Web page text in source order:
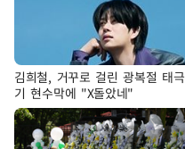
김희철, 거꾸로 걸린 광복절 태극
기 현수막에 "X돌았네"